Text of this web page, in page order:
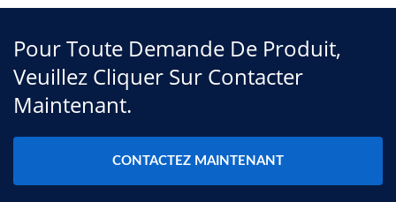
Pour Toute Demande De Produit,
Veuillez Cliquer Sur Contacter
Maintenant.
CONTACTEZ MAINTENANT